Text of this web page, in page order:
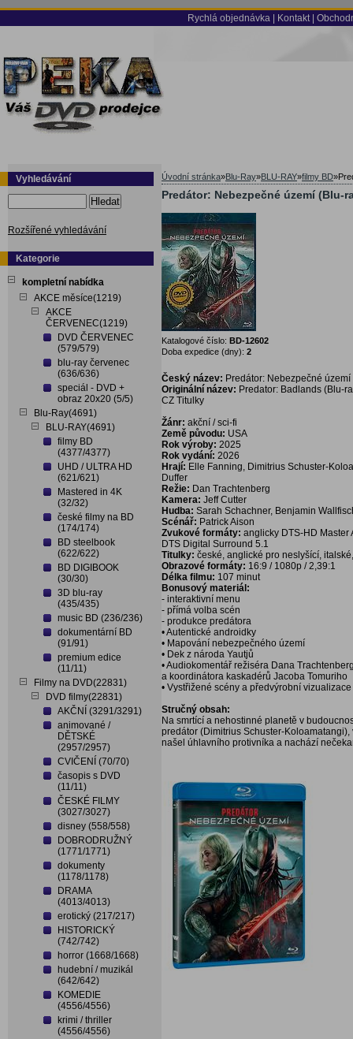
Rychlá objednávka Kontakt
Vyhledávání
Hledat
Rozšířené vyhledávání
Kategorie
kompletní nabídka
AKCE měsíce(1219)
AKCE
ČERVENEC(1219)
DVD ČERVENEC
(579/579)
blu-ray červenec
(636/636)
speciál - DVD +
obraz 20x20 (5/5)
Blu-Ray(4691)
BLU-RAY(4691)
filmy BD
(4377/4377)
UHD / ULTRA HD
(621/621)
Mastered in 4K
(32/32)
české filmy na BD
(174/174)
BD steelbook
(622/622)
BD DIGIBOOK
(30/30)
3D blu-ray
(435/435)
music BD (236/236)
dokumentární BD
(91/91)
premium edice
(11/11)
Filmy na DVD(22831)
DVD filmy(22831)
AKČNÍ (3291/3291)
animované /
DĚTSKÉ
(2957/2957)
CVIČENÍ (70/70)
časopis s DVD
(11/11)
ČESKÉ FILMY
(3027/3027)
disney (558/558)
DOBRODRUŽNÝ
(1771/1771)
dokumenty
(1178/1178)
DRAMA
(4013/4013)
erotický (217/217)
HISTORICKÝ
(742/742)
horror (1668/1668)
hudební / muzikál
(642/642)
KOMEDIE
(4556/4556)
krimi / thriller
(4556/4556)
Úvodní stránka»Blu-Ray»BLU-RAY»filmy BD»
Predátor: Nebezpečné území (Blu-
Katalogové číslo: BD-12602
Doba expedice (dny): 2
Český název: Predátor: Nebezpečné
Originální název: Predator: Badlands (Blu-
CZ Titulky
Žánr: akční / sci-fi
Země původu: USA
Rok výroby: 2025
Rok vydání: 2026
Hrají: Elle Fanning, Dimitrius Schuster-
Duffer
Režie: Dan Trachtenberg
Kamera: Jeff Cutter
Hudba: Sarah Schachner, Benjamin
Scénář: Patrick Aison
Zvukové formáty: anglicky DTS-HD Master
DTS Digital Surround 5.1
Titulky: české, anglické pro neslyšící,
Obrazové formáty: 16:9 / 1080p / 2,39:1
Délka filmu: 107 minut
Bonusový materiál:
- interaktivní menu
- přímá volba scén
- produkce predátora
• Autentické androidky
• Mapování nebezpečného území
• Dek z národa Yautjů
• Audiokomentář režiséra Dana
a koordinátora kaskadérů Jacoba Tomuriho
• Vystřižené scény a předvýrobní
Stručný obsah:
Na smrtící a nehostinné planetě v
predátor (Dimitrius Schuster-
našel úhlavního protivníka a nachází